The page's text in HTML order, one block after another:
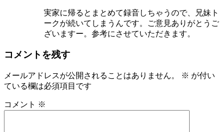
実家に帰るとまとめて録音しちゃうので、兄妹ト
ークが続いてしまうんです。ご意見ありがとうご
ざいますー。参考にさせていただきます。
コメントを残す
メールアドレスが公開されることはありません。 ※ が付い
ている欄は必須項目です
コメント ※